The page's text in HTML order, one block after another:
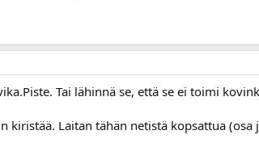
Tai lähinnä se, että se ei toimi
kiristää. Laitan tähän netistä kopsattua